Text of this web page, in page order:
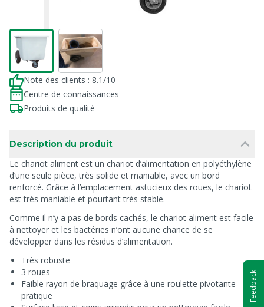
Note des clients : 8.1/10
Centre de connaissances
Produits de qualité
Description du produit
Le chariot aliment est un chariot d’alimentation en polyéthylène
d’une seule pièce, très solide et maniable, avec un bord
renforcé. Grâce à l’emplacement astucieux des roues, le chariot
est très maniable et pourtant très stable.
Comme il n’y a pas de bords cachés, le chariot aliment est facile
à nettoyer et les bactéries n’ont aucune chance de se
développer dans les résidus d’alimentation.
Très robuste
3 roues
Faible rayon de braquage grâce à une roulette pivotante
pratique
Feedback